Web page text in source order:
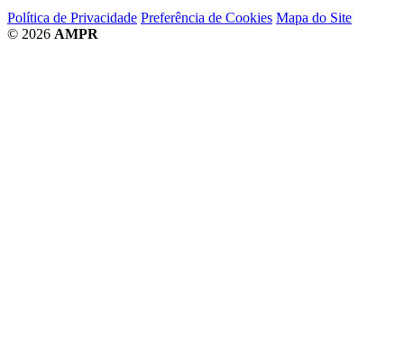
Política de Privacidade Preferência de Cookies Mapa do Site
© 2026 AMPR